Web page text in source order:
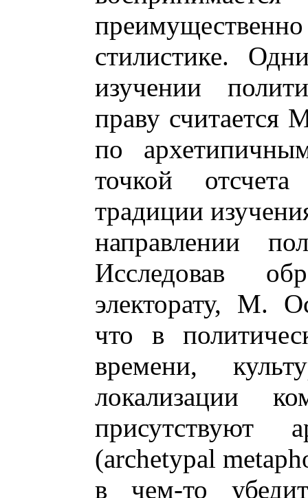
стилистике.
изучении
праву считается
по
точкой отсчета
традиции
направлении
Исследовав
электорату, М.
что в
времени,
локализации
присутствуют
(archetypal
в чем-то